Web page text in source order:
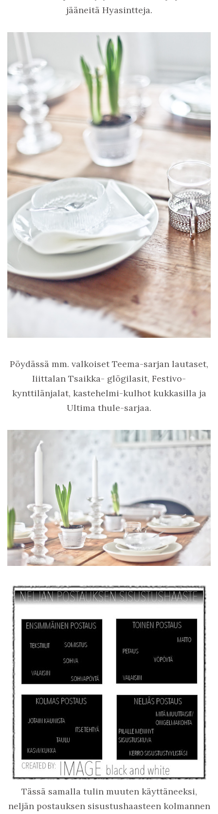
jääneitä Hyasintteja.
Pöydässä mm. valkoiset Teema-sarjan lautaset,
Iiittalan Tsaikka- glögilasit, Festivo-
kynttilänjalat, kastehelmi-kulhot kukkasilla ja
Ultima thule-sarjaa.
Tässä samalla tulin muuten käyttäneeksi,
neljän postauksen sisustushaasteen kolmannen